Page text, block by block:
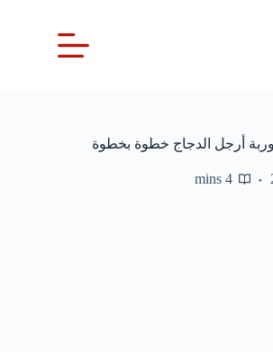
أرجل الدجاج خطوة بخطوة
4 mins